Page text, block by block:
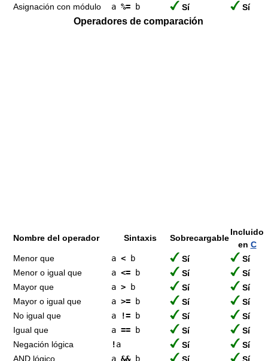
Asignación con módulo
a %= b Sí Sí
Operadores de comparación
Nombre del operador Sintaxis Sobrecargable
Incluido
en C
Menor que
a < b Sí
Sí
Menor o igual que
a <= b Sí
Sí
Mayor que
a > b Sí
Sí
Mayor o igual que
a >= b Sí
Sí
No igual que
a != b Sí
Sí
Igual que
a == b Sí
Sí
Negación lógica
!a Sí
Sí
AND lógico
a &&b